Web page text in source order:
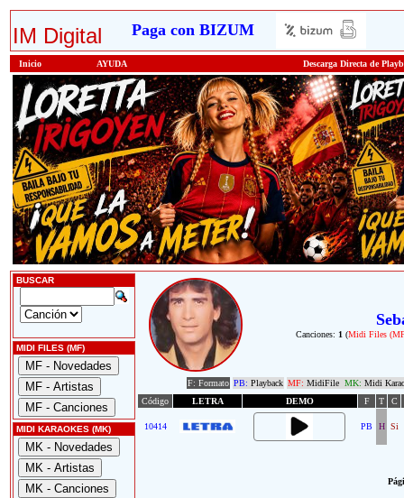
IM Digital Paga con BIZUM
Inicio AYUDA Descarga Directa de
BUSCAR
MIDI FILES (MF)
MIDI KARAOKES (MK)
Canciones: 1 (Midi Files
F: Formato PB: Playback MF: MidiFile MK: Midi
Código
LETRA DEMO F T C
10414 PB H Si